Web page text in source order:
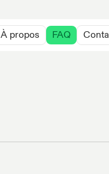
À propos FAQ